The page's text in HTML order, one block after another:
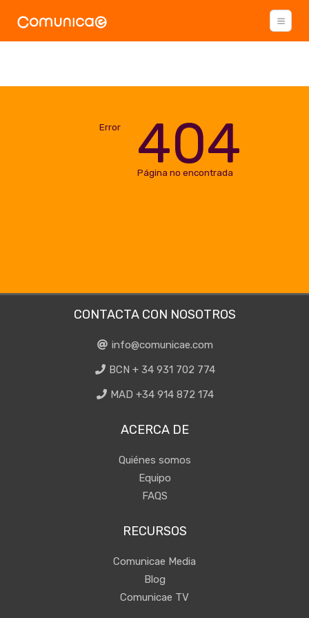
Error 404
Página no encontrada
CONTACTA CON NOSOTROS
info@comunicae.com
BCN + 34 931 702 774
MAD +34 914 872 174
ACERCA DE
Quiénes somos
Equipo
FAQS
RECURSOS
Comunicae Media
Blog
Comunicae TV